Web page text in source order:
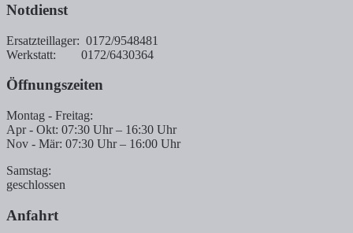
Notdienst
Ersatzteillager: 0172/9548481
Werkstatt: 0172/6430364
Öffnungszeiten
Montag - Freitag:
Apr - Okt: 07:30 Uhr – 16:30 Uhr
Nov - Mär: 07:30 Uhr – 16:00 Uhr
Samstag:
geschlossen
Anfahrt